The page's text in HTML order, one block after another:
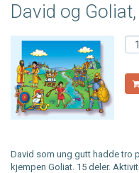
David og
David som ung gutt hadde tro
kjempen Goliat. 15 deler.